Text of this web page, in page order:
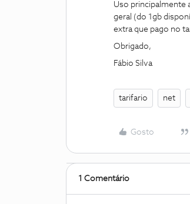
Uso principalmente
geral (do 1gb
extra que pago no
Obrigado,
Fábio Silva
tarifario net
Gosto
1 Comentário